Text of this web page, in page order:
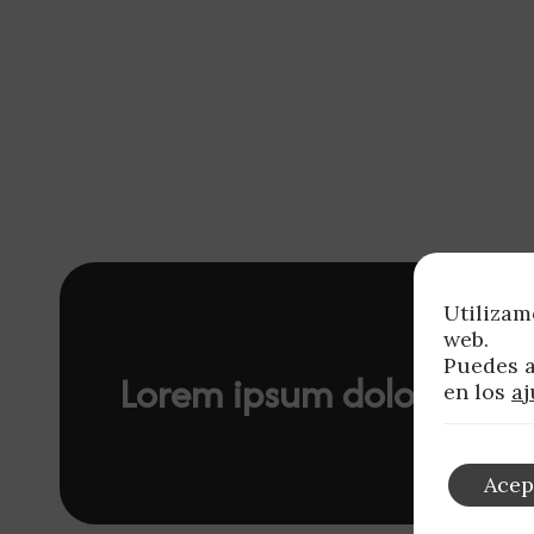
Lorem ipsum dolor sit
web.
Puedes
en los